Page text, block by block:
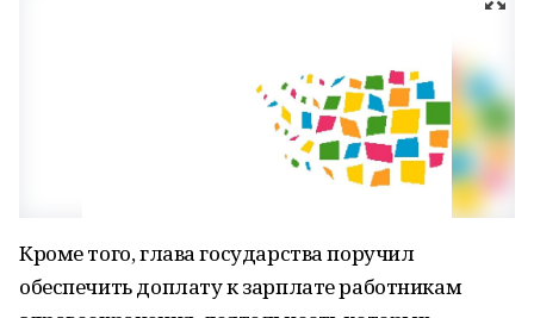
Кроме того, глава государства поручил
обеспечить доплату к зарплате работникам